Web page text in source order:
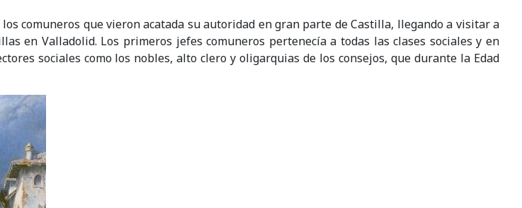
comuneros que vieron acatada su autoridad en gran parte de Castilla, llegando a visitar a
en Valladolid. Los primeros jefes comuneros pertenecía a todas las clases sociales y en
sociales como los nobles, alto clero y oligarquias de los consejos, que durante la Edad